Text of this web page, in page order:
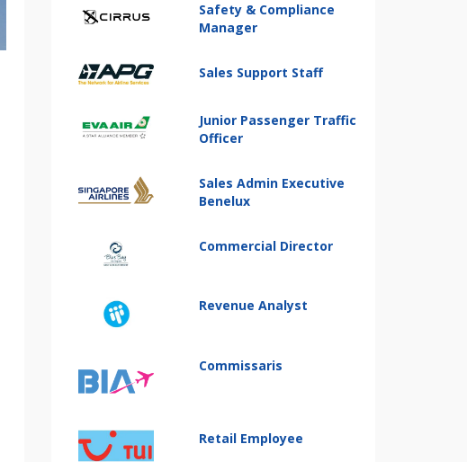
Safety & Compliance
Manager
Sales Support Staff
Junior Passenger Traffic
Officer
Sales Admin Executive
Benelux
Commercial Director
Revenue Analyst
Commissaris
Retail Employee